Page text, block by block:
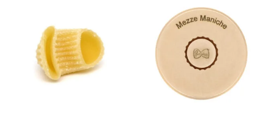
opzioni
possono
essere
scelte
nella
varianti.
Le
opzioni
possono
essere
scelte
pagina
del